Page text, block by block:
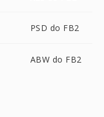
PSD do FB2
ABW do FB2